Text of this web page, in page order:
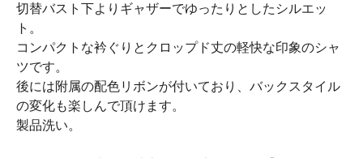
切替バスト下よりギャザーでゆったりとしたシルエッ
ト。
コンパクトな衿ぐりとクロップド丈の軽快な印象のシャ
ツです。
後には附属の配色リボンが付いており、バックスタイル
の変化も楽しんで頂けます。
製品洗い。